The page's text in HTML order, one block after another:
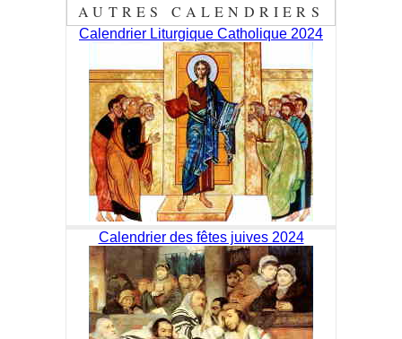
AUTRES CALENDRIERS
Calendrier Liturgique Catholique 2024
Calendrier des fêtes juives 2024